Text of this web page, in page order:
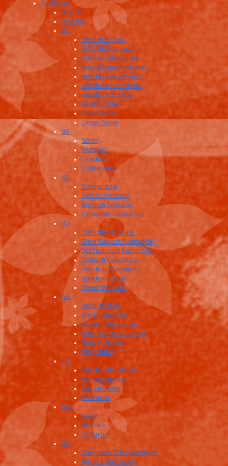
Apotheken
START
PRAXIS
BL
Sissach Berger
Sissach Strichcode
Gelterkinden Center
Gelterkinden Apotheke
Arlesheim Ita Wegman
Arlesheim Lukasklinik
Arlesheim Birseck
Laufen Saner
Liestal Adler
Liestal Saner
BS
Saner
Wettstein
Leonhard
Chrüterhüsli
SZ
Schwyz Imlig
Goldau Apotheke
Brunnen Aeskulap
Einsiedeln Paracelsus
SO
Olten Bifang Saner
Olten Sälipark Naturathek
Schönenwerd Krähenbühl
Dornach Paracelsus
Solothurn Schlangen
Solothurn Zeller
Grenchen Stadt
AG
Aarau Göldlin
Möhlin Apotheke
Küttigen Königstein
Rheinfelden Kapuziner
Roggwil Meyer
Brugg Kuhn
LU
Hirschmattapotheke
Paulusapotheke
City Apotheke
Wolhusen
Bern
Noyer
Bollwerk
Zähringer
BE
Oberhofen Schlossdrogerie
Brienz Landmesser